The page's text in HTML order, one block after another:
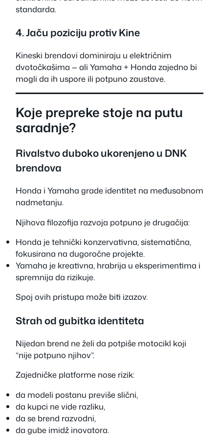
standarda.
4. Jaču poziciju protiv Kine
Kineski brendovi dominiraju u električnim
dvotočkašima — ali Yamaha + Honda zajedno bi
mogli da ih uspore ili potpuno zaustave.
Koje prepreke stoje na putu
saradnje?
Rivalstvo duboko ukorenjeno u DNK
brendova
Honda i Yamaha grade identitet na međusobnom
nadmetanju.
Njihova filozofija razvoja potpuno je drugačija:
Honda je tehnički konzervativna, sistematična,
fokusirana na dugoročne projekte.
Yamaha je kreativna, hrabrija u eksperimentima i
spremnija da rizikuje.
Spoj ovih pristupa može biti izazov.
Strah od gubitka identiteta
Nijedan brend ne želi da potpiše motocikl koji
“nije potpuno njihov”.
Zajedničke platforme nose rizik:
da modeli postanu previše slični,
da kupci ne vide razliku,
da se brend razvodni,
da gube imidž inovatora.